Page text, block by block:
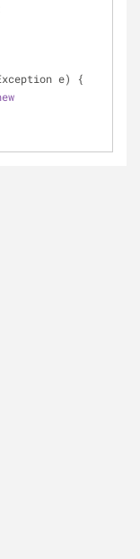
e) {